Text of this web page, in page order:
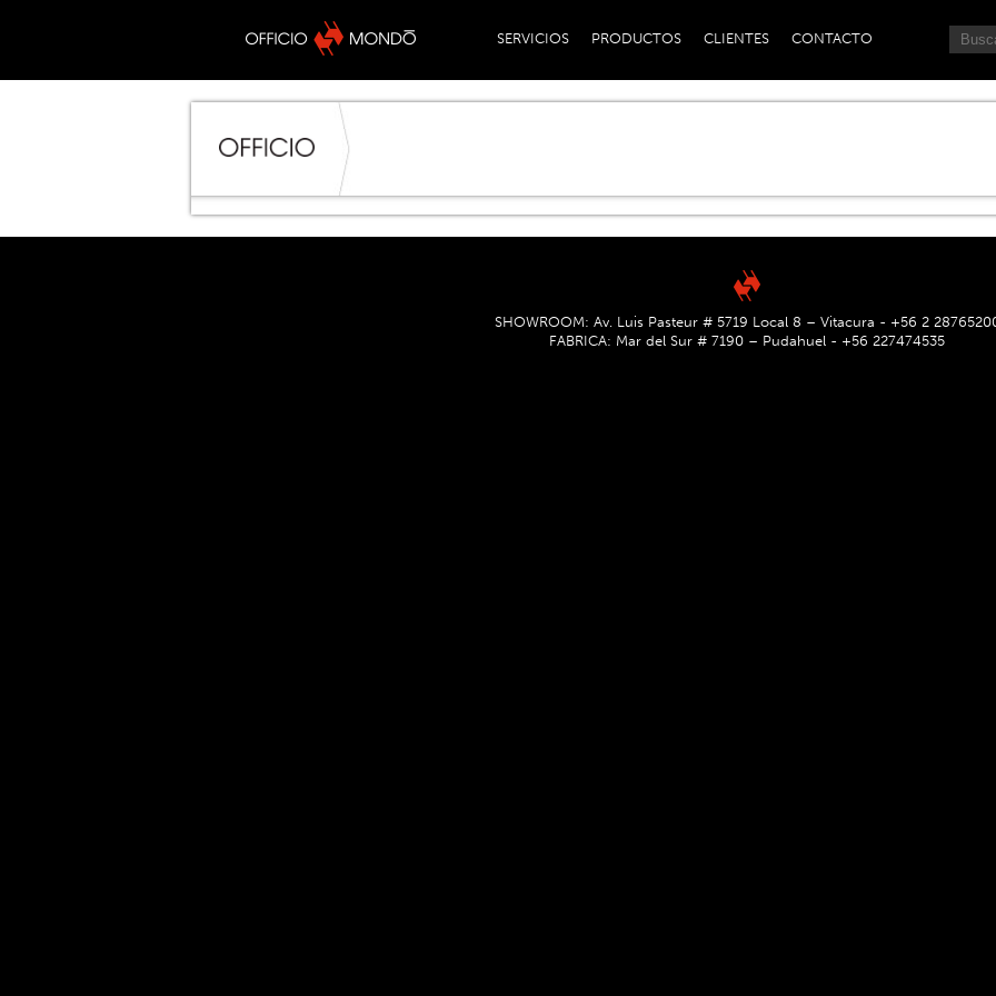
SERVICIOS PRODUCTOS CLIENTES CONTACTO
SHOWROOM: Av. Luis Pasteur # 5719 Local 8 – Vitacura - +56 2
FABRICA: Mar del Sur # 7190 – Pudahuel - +56 227474535